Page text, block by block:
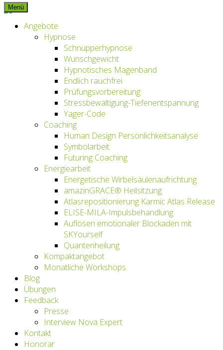
Inhalt
springen
Menü
Angebote
Hypnose
Schnupperhypnose
Wunschgewicht
Hypnotisches Magenband
Endlich rauchfrei
Prüfungsvorbereitung
Stressbewältigung-Tiefenentspannung
Yager-Code
Coaching
Human Design Persönlichkeitsanalyse
Symbolarbeit
Futuring Coaching
Energiearbeit
Energetische Wirbelsäulenaufrichtung
amazinGRACE® Heilsitzung
Atlasrepositionierung Karmic Atlas Release
ELISE-MILA-Impulsbehandlung
Auflösen emotionaler Blockaden mit
SKYourself
Quantenheilung
Kompaktangebot
Monatliche Workshops
Blog
Übungen
Feedback
Presse
Interview Nova Expert
Kontakt
Honorar